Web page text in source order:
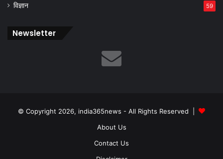
विज्ञान 59
Newsletter
© Copyright 2026, india365news - All Rights Reserved |
About Us
Contact Us